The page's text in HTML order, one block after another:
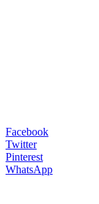
Facebook
Twitter
Pinterest
WhatsApp